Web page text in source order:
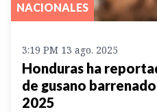
NACIONALES
3:19 PM 13 ago. 2025
Honduras ha
de gusano
2025